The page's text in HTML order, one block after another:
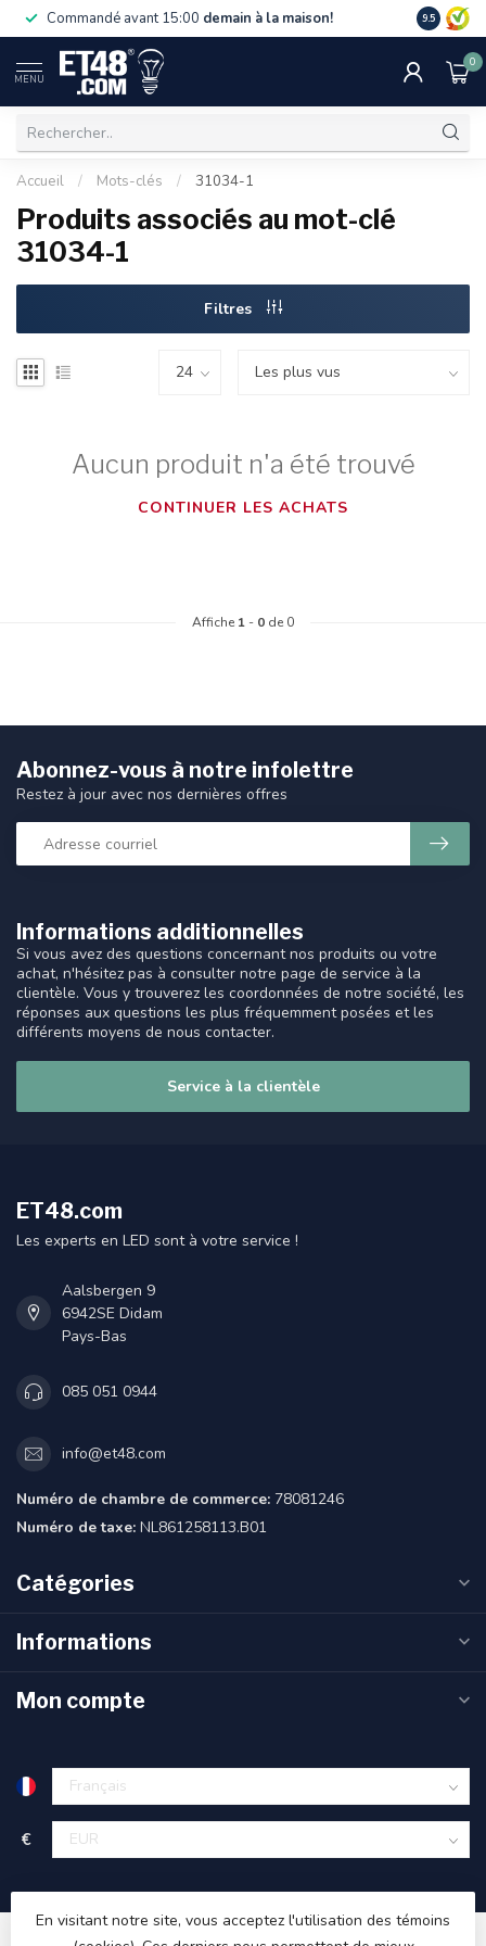
Commandé avant 15:00 demain à la maison! La
de 75 €.
9.5
MENU
0
Accueil / Mots-clés / 31034-1
Produits associés au mot-clé
31034-1
Filtres
Aucun produit n'a été trouvé
CONTINUER LES ACHATS
Affiche 1 - 0 de 0
Informations additionnelles
Si vous avez des questions concernant nos produits ou votre
achat, n'hésitez pas à consulter notre page de service à la
clientèle. Vous y trouverez les coordonnées de notre société, les
réponses aux questions les plus fréquemment posées et les
différents moyens de nous contacter.
Service à la clientèle
Abonnez-vous à notre infolettre
Restez à jour avec nos dernières offres
ET48.com
Les experts en LED sont à votre service !
Aalsbergen 9
6942SE Didam
Pays-Bas
085 051 0944
info@et48.com
Numéro de chambre de commerce: 78081246
Numéro de taxe: NL861258113.B01
Catégories
Informations
Mon compte
€
En visitant notre site, vous acceptez l'utilisation des témoins